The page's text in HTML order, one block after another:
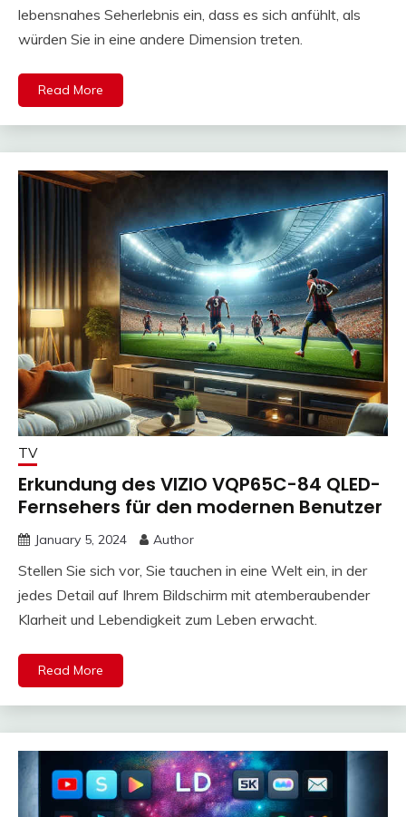
lebensnahes Seherlebnis ein, dass es sich anfühlt, als
würden Sie in eine andere Dimension treten.
Read More
TV
Erkundung des VIZIO VQP65C-84 QLED-
Fernsehers für den modernen Benutzer
January 5, 2024 Author
Stellen Sie sich vor, Sie tauchen in eine Welt ein, in der
jedes Detail auf Ihrem Bildschirm mit atemberaubender
Klarheit und Lebendigkeit zum Leben erwacht.
Read More